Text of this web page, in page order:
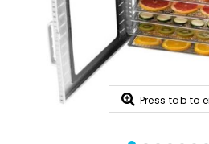
Press tab to